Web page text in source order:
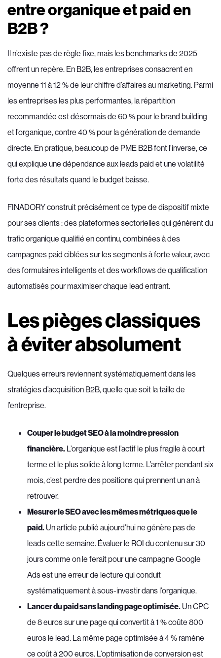
entre organique et paid en
B2B ?
Il n’existe pas de règle fixe, mais les benchmarks de 2025
offrent un repère. En B2B, les entreprises consacrent en
moyenne 11 à 12 % de leur chiffre d’affaires au marketing. Parmi
les entreprises les plus performantes, la répartition
recommandée est désormais de 60 % pour le brand building
et l’organique, contre 40 % pour la génération de demande
directe. En pratique, beaucoup de PME B2B font l’inverse, ce
qui explique une dépendance aux leads paid et une volatilité
forte des résultats quand le budget baisse.
FINADORY construit précisément ce type de dispositif mixte
pour ses clients : des plateformes sectorielles qui génèrent du
trafic organique qualifié en continu, combinées à des
campagnes paid ciblées sur les segments à forte valeur, avec
des formulaires intelligents et des workflows de qualification
automatisés pour maximiser chaque lead entrant.
Les pièges classiques
à éviter absolument
Quelques erreurs reviennent systématiquement dans les
stratégies d’acquisition B2B, quelle que soit la taille de
l’entreprise.
Couper le budget SEO à la moindre pression
financière. L’organique est l’actif le plus fragile à court
terme et le plus solide à long terme. L’arrêter pendant six
mois, c’est perdre des positions qui prennent un an à
retrouver.
Mesurer le SEO avec les mêmes métriques que le
paid.Un article publié aujourd’hui ne génère pas de
leads cette semaine. Évaluer le ROI du contenu sur 30
jours comme on le ferait pour une campagne Google
Ads est une erreur de lecture qui conduit
systématiquement à sous-investir dans l’organique.
Lancer du paid sans landing page optimisée.Un CPC
de 8 euros sur une page qui convertit à 1 % coûte 800
euros le lead. La même page optimisée à 4 % ramène
ce coût à 200 euros. L’optimisation de conversion est